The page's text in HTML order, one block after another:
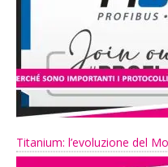
Titanium: l’evoluzione del